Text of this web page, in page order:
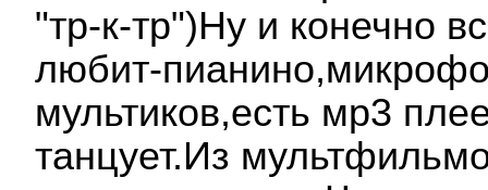
"тр-к-тр")Ну и конечно
любит-
мультиков,есть мр3
танцует.Из